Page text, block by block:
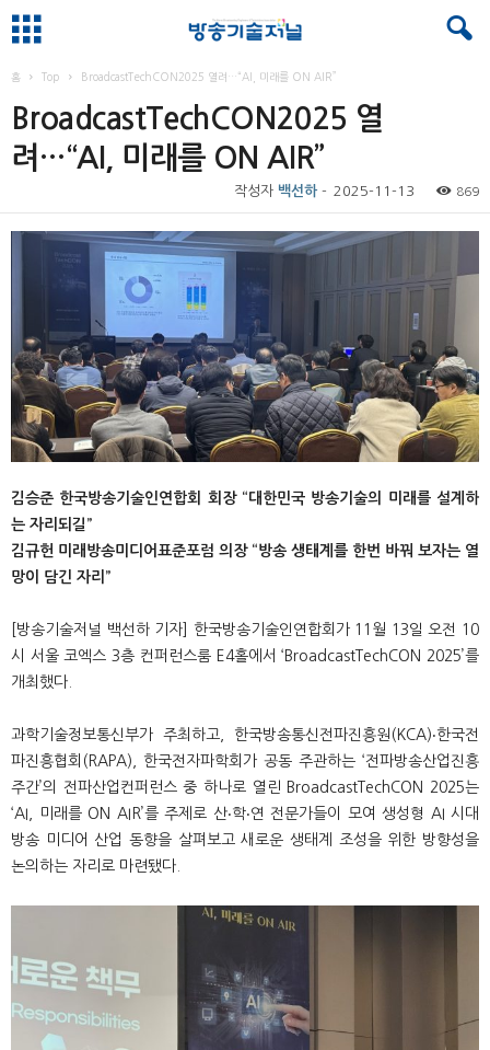
홈 Top BroadcastTechCON2025 열려…“AI, 미래를 ON AIR”
BroadcastTechCON2025 열
려…“AI, 미래를 ON AIR”
작성자 백선하 - 2025-11-13 869
김승준 한국방송기술인연합회 회장 “대한민국 방송기술의 미래를 설계하
는 자리되길”
김규헌 미래방송미디어표준포럼 의장 “방송 생태계를 한번 바꿔 보자는 열
망이 담긴 자리”
[방송기술저널 백선하 기자] 한국방송기술인연합회가 11월 13일 오전 10
시 서울 코엑스 3층 컨퍼런스룸 E4홀에서 ‘BroadcastTechCON 2025’를
개최했다.
과학기술정보통신부가 주최하고, 한국방송통신전파진흥원(KCA)‧한국전
파진흥협회(RAPA), 한국전자파학회가 공동 주관하는 ‘전파방송산업진흥
주간’의 전파산업컨퍼런스 중 하나로 열린 BroadcastTechCON 2025는
‘AI, 미래를 ON AIR’를 주제로 산‧학‧연 전문가들이 모여 생성형 AI 시대
방송 미디어 산업 동향을 살펴보고 새로운 생태계 조성을 위한 방향성을
논의하는 자리로 마련됐다.